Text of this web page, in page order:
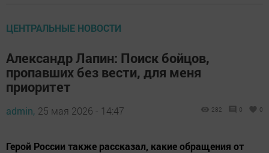
ЦЕНТРАЛЬНЫЕ НОВОСТИ
Александр Лапин: Поиск бойцов,
пропавших без вести, для меня
приоритет
admin, 25 мая 2026 - 14:47 282 0 0
Герой России также рассказал, какие обращения от